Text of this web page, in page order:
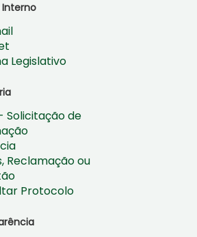
Interno
Legislativo
Solicitação de
Reclamação ou
Protocolo